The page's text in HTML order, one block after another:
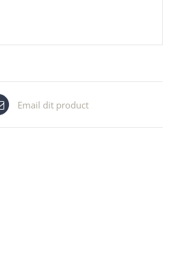
Email dit product